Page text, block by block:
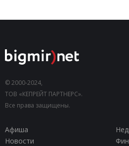
© 2000-2024,
ТОВ «КЕПРЕЙТ ПАРТНЕРС».
Все права защищены.
Афиша
Новости